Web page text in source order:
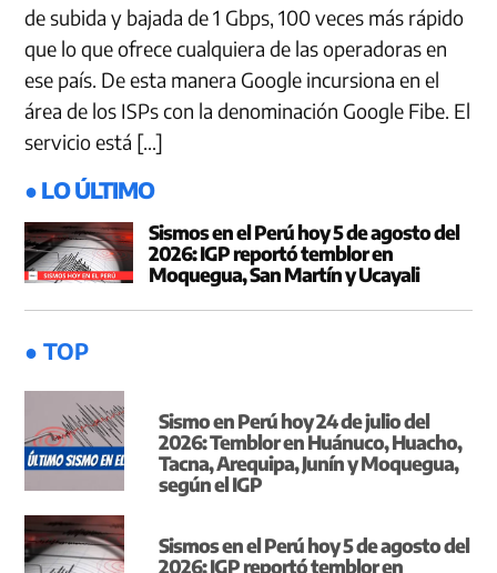
de subida y bajada de 1 Gbps, 100 veces más rápido
que lo que ofrece cualquiera de las operadoras en
ese país. De esta manera Google incursiona en el
área de los ISPs con la denominación Google Fibe. El
servicio está […]
● LO ÚLTIMO
Sismos en el Perú hoy 5 de agosto del
2026: IGP reportó temblor en
Moquegua, San Martín y Ucayali
● TOP
Sismo en Perú hoy 24 de julio del
2026: Temblor en Huánuco, Huacho,
Tacna, Arequipa, Junín y Moquegua,
según el IGP
Sismos en el Perú hoy 5 de agosto del
2026: IGP reportó temblor en